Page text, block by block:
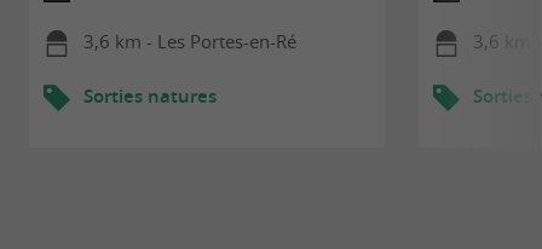
3,6 km - Les Portes-en-Ré
Sorties natures
3,6 km
Sorties